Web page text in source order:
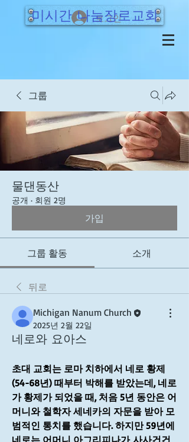
로그인
미시간 나눔장로교회
그룹
물댄동산
공개 · 회원 2명
가입
그룹 활동 소개
뒤로
Michigan Nanum Church
2025년 2월 22일
네로와 요아스
초대 교회는 로마 치하에서 네로 황제
(54-68년) 때부터 박해를 받았는데, 네로
가 황제가 되었을 때, 처음 5년 동안은 어
머니와 철학자 세네카의 자문을 받아 모
범적인 통치를 했습니다. 하지만 59년에
네로는 어머니 아그리피나가 사사건건